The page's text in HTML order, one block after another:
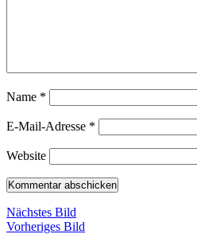
Name *
E-Mail-Adresse *
Website
Nächstes Bild
Vorheriges Bild